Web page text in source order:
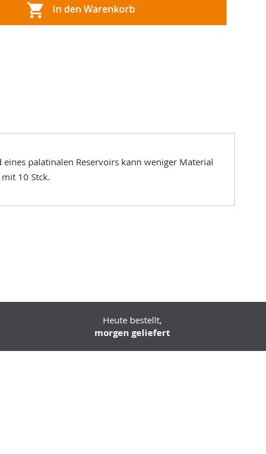
In den Warenkorb
palatinalen Reservoirs kann weniger Material
10 Stck.
Heute bestellt,
morgen geliefert